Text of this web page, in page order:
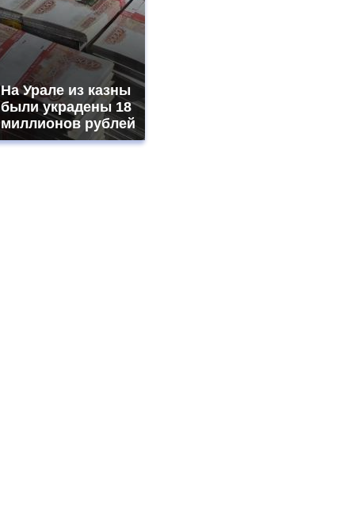
На Урале из казны
были украдены 18
миллионов рублей